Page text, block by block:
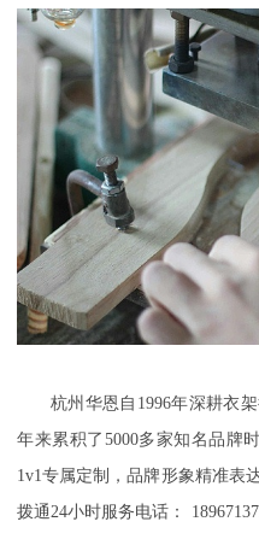
杭州华恩自 1996年深耕衣
年来累积了 5000多家知名品牌
1v1专属定制，品牌形象精准表
拨通24小时服务电话：